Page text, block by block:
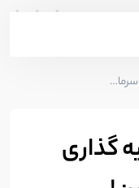
سود ۸۱ درصدی سرمایه گذاری السالوادور در بیت کوین!
گذاری